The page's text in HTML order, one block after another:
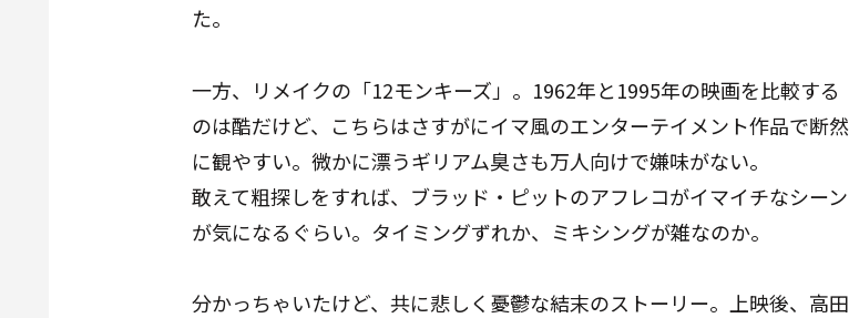
た。
一方、リメイクの「12モンキーズ 」。1962年と1995年の映画を比較する
のは酷だけど、こちらはさすがにイマ風のエンターテイメント作品で断然
に観やすい。微かに漂うギリアム臭さも万人向けで嫌味がない。
敢えて粗探しをすれば、ブラッド・ピットのアフレコがイマイチなシーン
が気になるぐらい。タイミングずれか、ミキシングが雑なのか。
分かっちゃいたけど、共に悲しく憂鬱な結末のストーリー。上映後、高田